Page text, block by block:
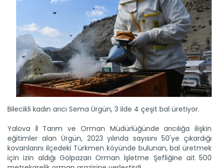
Bilecikli kadın arıcı Sema Ürgün, 3 ilde 4 çeşit bal üretiyor.
Yalova İl Tarım ve Orman Müdürlüğünde arıcılığa ilişkin
eğitimler alan Ürgün, 2023 yılında sayısını 50'ye çıkardığı
kovanlarını ilçedeki Türkmen köyünde bulunan, bal üretmek
için izin aldığı Gölpazarı Orman İşletme Şefliğine ait 500